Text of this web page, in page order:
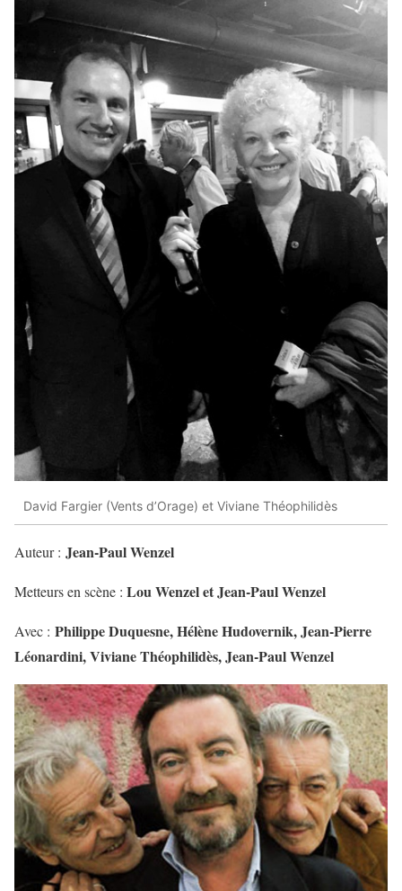
David Fargier (Vents d’Orage) et Viviane Théophilidès
Auteur : Jean-Paul Wenzel
Metteurs en scène : Lou Wenzel et Jean-Paul Wenzel
Avec : Philippe Duquesne, Hélène Hudovernik, Jean-Pierre
Léonardini, Viviane Théophilidès, Jean-Paul Wenzel